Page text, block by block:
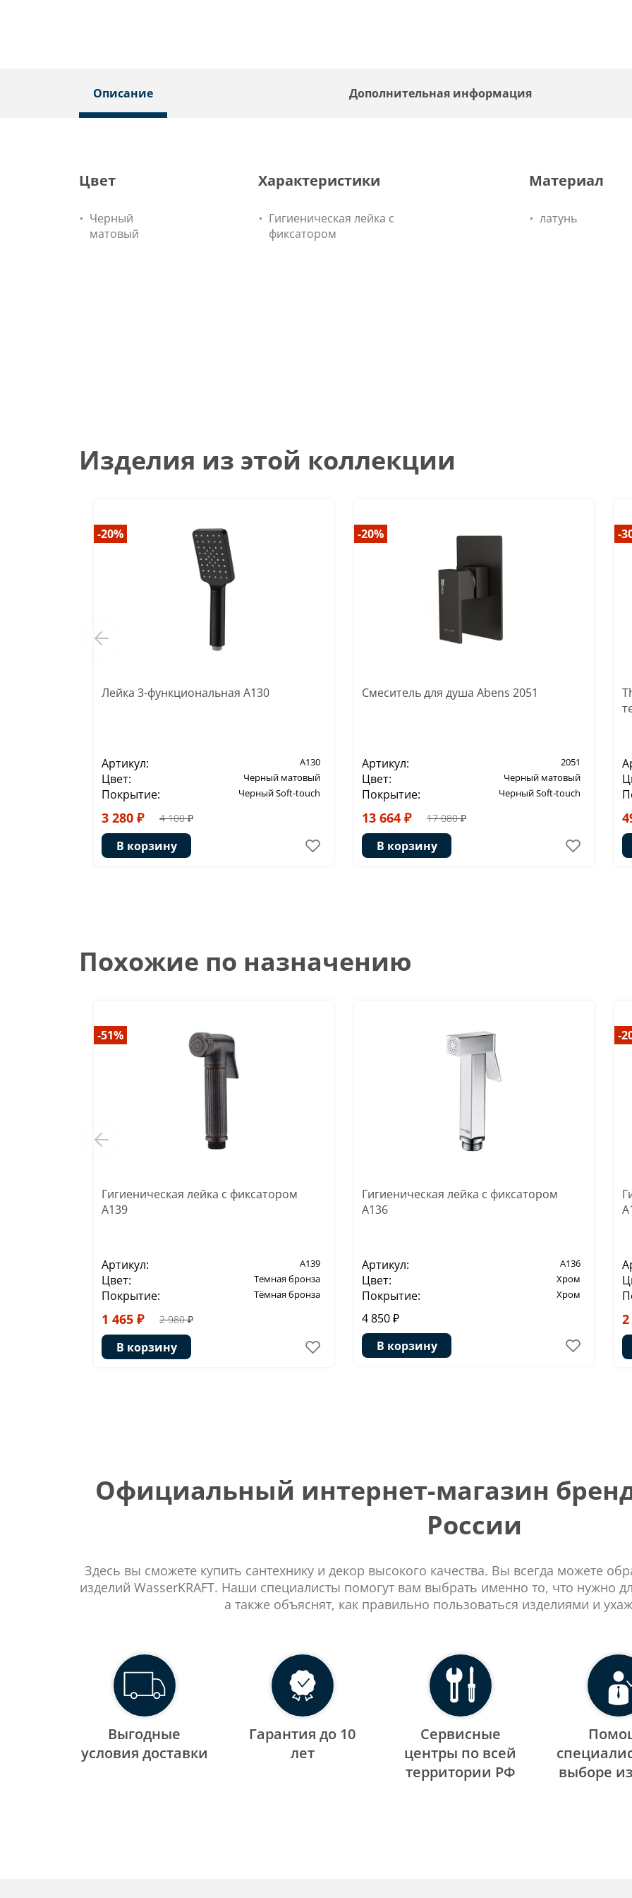
Описание Дополнительная информация
Цвет
Черный
матовый
Характеристики
Гигиеническая лейка с
фиксатором
Материал
латунь
Изделия из этой коллекции
-20%
Лейка 3-функциональная A130
Артикул: A130
Цвет: Черный матовый
Покрытие: Черный Soft-touch
3 280 ₽ 4 100 ₽
В корзину
-20%
Смеситель для душа Abens 2051
Артикул: 2051
Цвет: Черный матовый
Покрытие: Черный Soft-touch
13 664 ₽ 17 080 ₽
В корзину
-
Похожие по назначению
-51%
Гигиеническая лейка с фиксатором
A139
Артикул: A139
Цвет: Темная бронза
Покрытие: Тёмная бронза
1 465 ₽ 2 980 ₽
В корзину
Гигиеническая лейка с фиксатором
A136
Артикул: A136
Цвет: Хром
Покрытие: Хром
4 850 ₽
В корзину
-
Официальный интернет-магазин
России
Здесь вы сможете купить сантехнику и декор высокого качества. Вы всегда можете
изделий WasserKRAFT. Наши специалисты помогут вам выбрать именно то, что нужно
а также объяснят, как правильно пользоваться изделиями и
Выгодные
уcловия доставки
Гарантия до 10
лет
Сервисные
центры по всей
территории РФ
выборе